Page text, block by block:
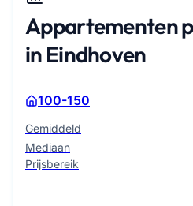
Appartementen
in Eindhoven
100-150
Gemiddeld
Mediaan
Prijsbereik